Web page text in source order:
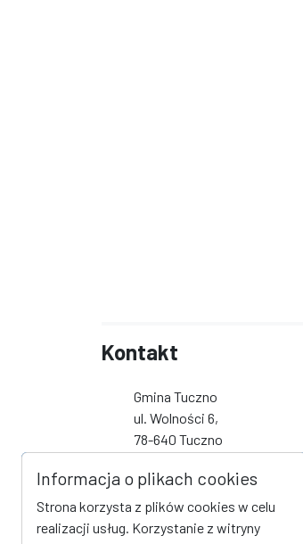
Kontakt
Gmina Tuczno
ul. Wolności 6,
78-640 Tuczno
fax -
urzad@tuczno.pl
Informacja o plikach cookies
Strona korzysta z plików cookies w celu
realizacji usług. Korzystanie z witryny